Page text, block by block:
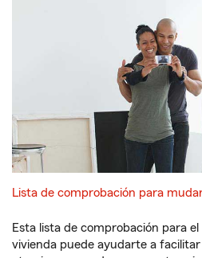
Lista de comprobación para
Esta lista de comprobación para
vivienda puede ayudarte a